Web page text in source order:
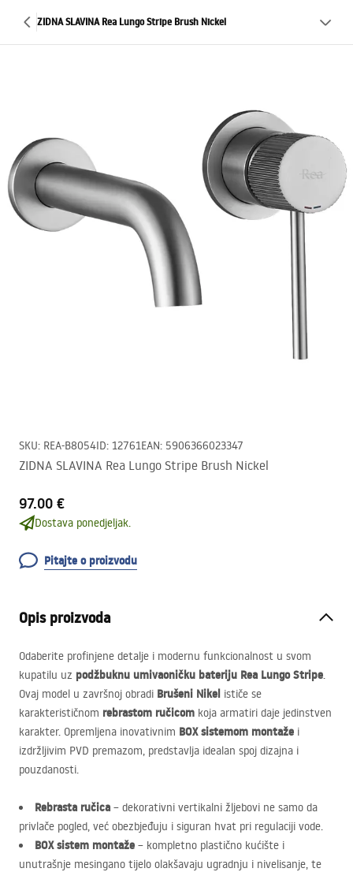
ZIDNA SLAVINA Rea Lungo Stripe Brush Nickel
SKU: REA-B8054ID: 12761EAN: 5906366023347
ZIDNA SLAVINA Rea Lungo Stripe Brush Nickel
97.00 €
Dostava ponedjeljak.
Pitajte o proizvodu
Opis proizvoda
Odaberite profinjene detalje i modernu funkcionalnost u svom
kupatilu uz podžbuknu umivaoničku bateriju Rea Lungo Stripe.
Ovaj model u završnoj obradi Brušeni Nikel ističe se
karakterističnom rebrastom ručicom koja armatiri daje jedinstven
karakter. Opremljena inovativnim BOXsistemom montaže i
izdržljivim PVD premazom, predstavlja idealan spoj dizajna i
pouzdanosti.
Rebrasta ručica – dekorativni vertikalni žljebovi ne samo da
privlače pogled, već obezbjeđuju i siguran hvat pri regulaciji vode.
BOXsistem montaže – kompletno plastično kućište i
unutrašnje mesingano tijelo olakšavaju ugradnju i nivelisanje, te